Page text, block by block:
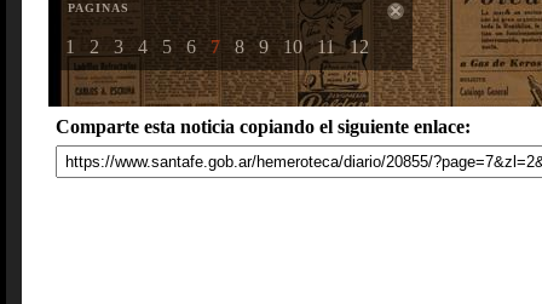
PAGINAS
1 2 3 4 5 6 7 8 9 10 11 12
Comparte esta noticia copiando el siguiente enlace: